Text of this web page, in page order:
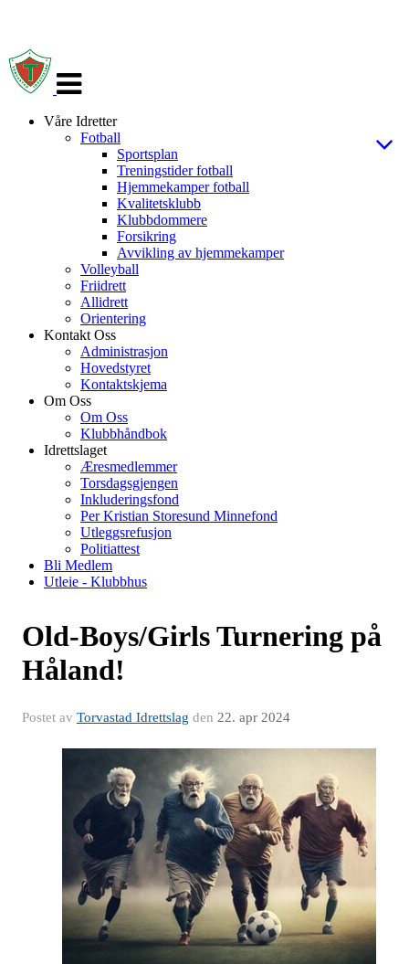
navigasjon
Våre Idretter
Fotball
Sportsplan
Treningstider fotball
Hjemmekamper fotball
Kvalitetsklubb
Klubbdommere
Forsikring
Avvikling av hjemmekamper
Volleyball
Friidrett
Allidrett
Orientering
Kontakt Oss
Administrasjon
Hovedstyret
Kontaktskjema
Om Oss
Om Oss
Klubbhåndbok
Idrettslaget
Æresmedlemmer
Torsdagsgjengen
Inkluderingsfond
Per Kristian Storesund Minnefond
Utleggsrefusjon
Politiattest
Bli Medlem
Utleie - Klubbhus
Old-Boys/Girls Turnering på
Håland!
Postet av Torvastad Idrettslag den 22. apr 2024